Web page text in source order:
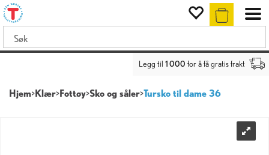
Legg til 1 000 for å få gratis frakt
Hjem>Klær>Fottøy>Sko og såler>Tursko til dame 36